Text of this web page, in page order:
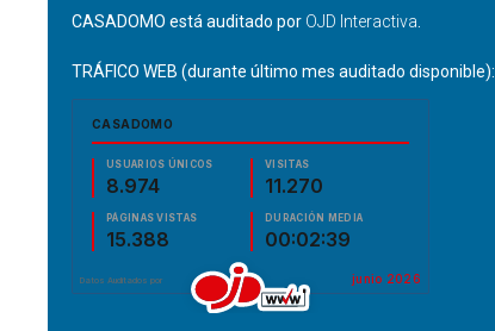
CASADOMO está auditado por OJD Interactiva
TRÁFICO WEB (durante último mes auditado disponible):